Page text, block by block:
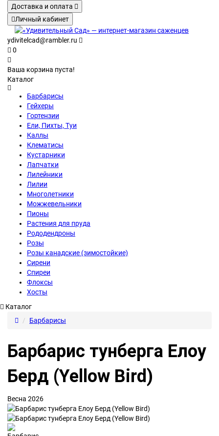
Доставка и оплата
Личный кабинет
ydivitelcad@rambler.ru
0
Ваша корзина пуста!
Каталог
Барбарисы
Гейхеры
Гортензии
Ели, Пихты, Туи
Каллы
Клематисы
Кустарники
Лапчатки
Лилейники
Лилии
Многолетники
Можжевельники
Пионы
Растения для пруда
Рододендроны
Розы
Розы канадские (зимостойкие)
Сирени
Спиреи
Флоксы
Хосты
Каталог
Барбарисы
Барбарис тунберга Елоу
Берд (Yellow Bird)
Весна 2026